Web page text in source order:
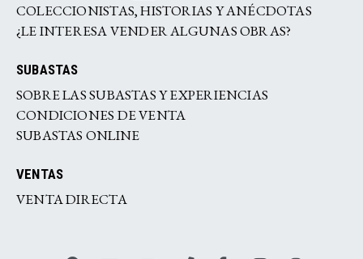
COLECCIONISTAS, HISTORIAS Y ANÉCDOTAS
¿LE INTERESA VENDER ALGUNAS OBRAS?
SUBASTAS
SOBRE LAS SUBASTAS Y EXPERIENCIAS
CONDICIONES DE VENTA
SUBASTAS ONLINE
VENTAS
VENTA DIRECTA